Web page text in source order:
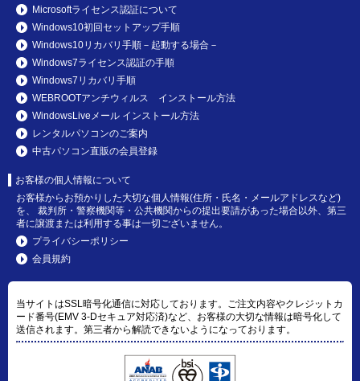
Microsoftライセンス認証について
Windows10初回セットアップ手順
Windows10リカバリ手順－起動する場合－
Windows7ライセンス認証の手順
Windows7リカバリ手順
WEBROOTアンチウィルス インストール方法
WindowsLiveメール インストール方法
レンタルパソコンのご案内
中古パソコン直販の会員登録
お客様の個人情報について
お客様からお預かりした大切な個人情報(住所・氏名・メールアドレスなど)
を、 裁判所・警察機関等・公共機関からの提出要請があった場合以外、第三
者に譲渡または利用する事は一切ございません。
プライバシーポリシー
会員規約
当サイトはSSL暗号化通信に対応しております。ご注文内容やクレジットカ
ード番号(EMV 3-Dセキュア対応済)など、お客様の大切な情報は暗号化して
送信されます。第三者から解読できないようになっております。